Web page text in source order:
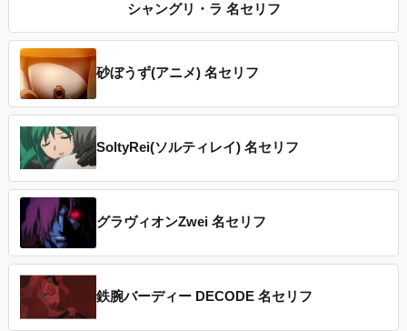
シャングリ・ラ 名セリフ
砂ぼうず(アニメ) 名セリフ
SoltyRei(ソルティレイ) 名セリフ
グラヴィオンZwei 名セリフ
鉄腕バーディー DECODE 名セリフ